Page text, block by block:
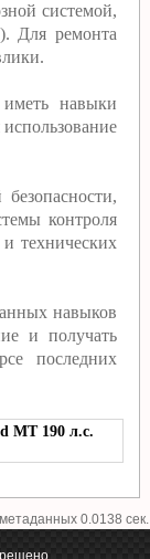
системой,
Для ремонта
навыки
контроля
технических
навыков
и получать
последних
MT 190 л.с.
0.0138 сек.